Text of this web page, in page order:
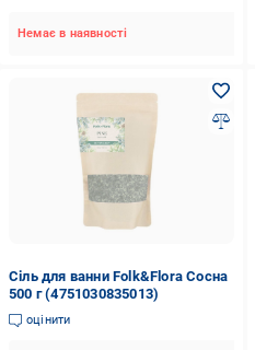
Немає в наявності
Сіль для ванни Folk&Flora Сосна
500 г (4751030835013)
оцінити